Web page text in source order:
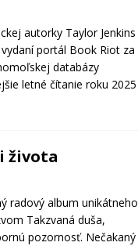
autorky Taylor Jenkins
portál Book Riot za
databázy
letné čítanie roku 2025
života
radový album unikátneho
Takzvaná duša,
pozornosť. Nečakaný